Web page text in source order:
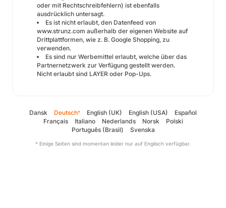
oder mit Rechtschreibfehlern) ist ebenfalls
ausdrücklich untersagt.
Es ist nicht erlaubt, den Datenfeed von
www.strunz.com außerhalb der eigenen Website auf
Drittplattformen, wie z. B. Google Shopping, zu
verwenden.
Es sind nur Werbemittel erlaubt, welche über das
Partnernetzwerk zur Verfügung gestellt werden.
Nicht erlaubt sind LAYER oder Pop-Ups.
Dansk Deutsch* English (UK) English (USA)
Español
Français
Italiano Nederlands Norsk
Polski
Português (Brasil)
Svenska
* Einige Seiten sind momentan leider nur auf Englisch verfügbar.